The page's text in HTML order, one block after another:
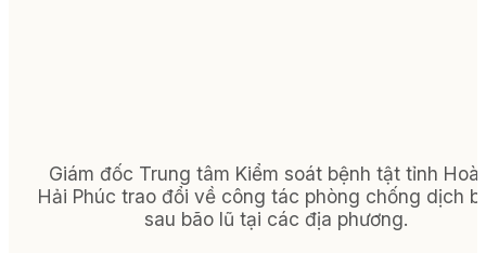
Giám đốc Trung tâm Kiểm soát bệnh tật tỉnh
Hải Phúc trao đổi về công tác phòng chống dịch
sau bão lũ tại các địa phương.